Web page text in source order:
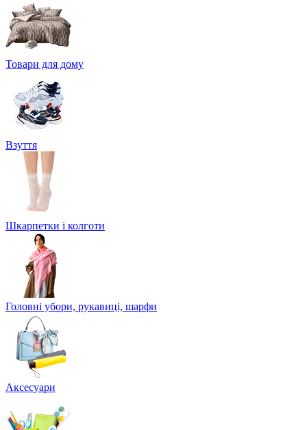
Товари для дому
Взуття
Шкарпетки і колготи
Головні убори, рукавиці, шарфи
Аксесуари